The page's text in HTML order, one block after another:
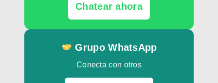
Chatear ahora
Grupo WhatsApp
Conecta con otros